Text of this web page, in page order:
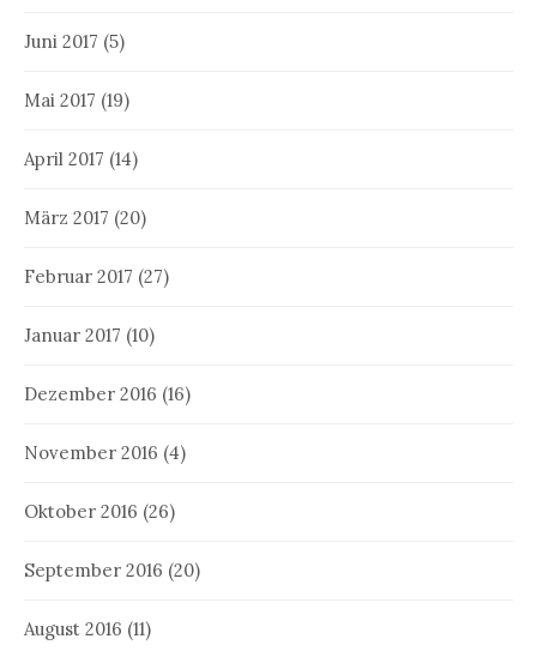
Juni 2017 (5)
Mai 2017 (19)
April 2017 (14)
März 2017 (20)
Februar 2017 (27)
Januar 2017 (10)
Dezember 2016 (16)
November 2016 (4)
Oktober 2016 (26)
September 2016 (20)
August 2016 (11)